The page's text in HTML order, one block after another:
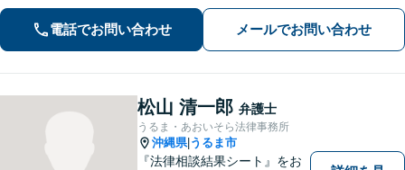
り。家族にバレない整理を実現
電話でお問い合わせ メールでお問い合わせ
松山 清一郎 弁護士
うるま・あおいそら法律事務所
沖縄県| うるま市
『法律相談結果シート』をお